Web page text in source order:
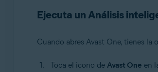
Ejecuta un Análisis
Cuando abres Avast One, tienes la
Toca el icono de Avast One en